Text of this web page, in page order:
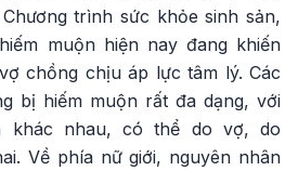
trình sức khỏe sinh sản,
muộn hiện nay đang khiến
chồng chịu áp lực tâm lý. Các
bị hiếm muộn rất đa dạng, với
khác nhau, có thể do vợ, do
Về phía nữ giới, nguyên nhân